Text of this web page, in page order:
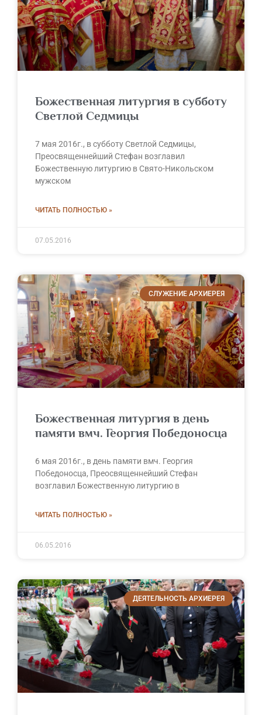
Божественная литургия в субботу
Светлой Седмицы
7 мая 2016г., в субботу Светлой Седмицы,
Преосвященнейший Стефан возглавил
Божественную литургию в Свято-Никольском
мужском
ЧИТАТЬ ПОЛНОСТЬЮ »
07.05.2016
СЛУЖЕНИЕ АРХИЕРЕЯ
Божественная литургия в день
памяти вмч. Георгия Победоносца
6 мая 2016г., в день памяти вмч. Георгия
Победоносца, Преосвященнейший Стефан
возглавил Божественную литургию в
ЧИТАТЬ ПОЛНОСТЬЮ »
06.05.2016
ДЕЯТЕЛЬНОСТЬ АРХИЕРЕЯ